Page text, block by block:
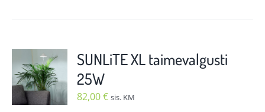
varianti.
Valikuid
teha
SUNLiTE XL taimevalgusti
25W
82,00€ sis. KM